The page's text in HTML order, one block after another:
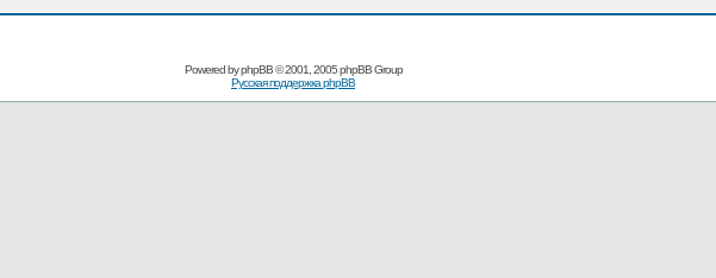
Powered byphpBB© 2001, 2005 phpBB Group
Русская поддержка phpBB